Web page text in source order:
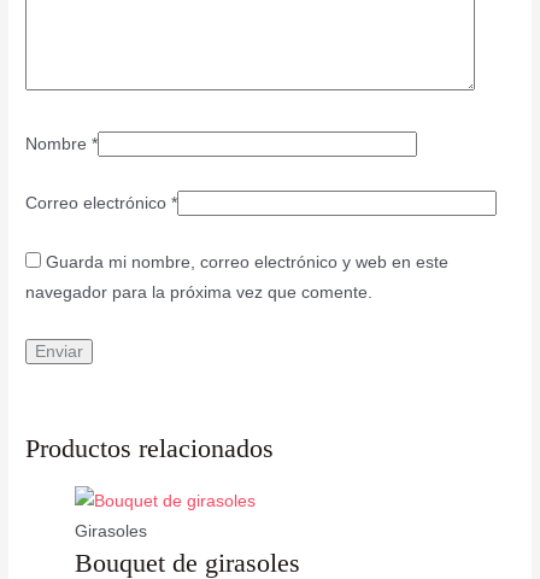
Nombre*
Correo electrónico*
Guarda mi nombre, correo electrónico y web en este
navegador para la próxima vez que comente.
Productos relacionados
Girasoles
Bouquet de girasoles